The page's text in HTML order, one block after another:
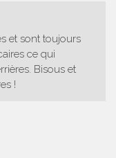
et sont toujours
ce qui
Bisous et
!